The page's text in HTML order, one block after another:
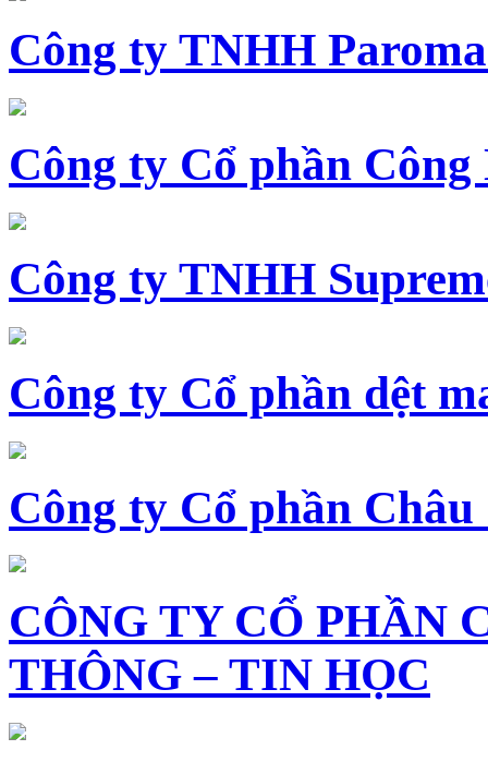
Công ty TNHH
Công ty Cổ phần Công
Công ty TNHH
Công ty Cổ phần dệt
Công ty Cổ phần Châu
CÔNG TY CỔ PHẦN
THÔNG – TIN HỌC